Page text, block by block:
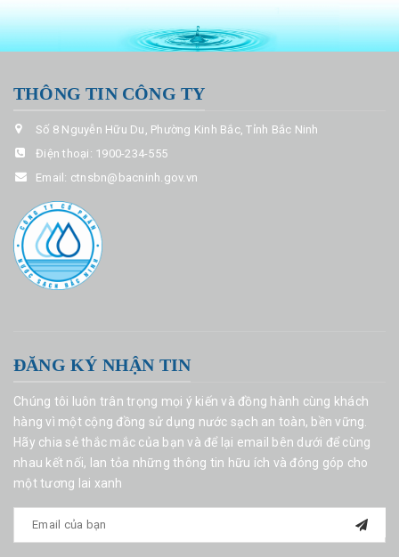
THÔNG TIN CÔNG TY
Số 8 Nguyễn Hữu Du, Phường Kinh Bắc, Tỉnh Bắc Ninh
Điện thoại: 1900-234-555
Email: ctnsbn@bacninh.gov.vn
ĐĂNG KÝ NHẬN TIN
Chúng tôi luôn trân trọng mọi ý kiến và đồng hành cùng khách
hàng vì một cộng đồng sử dụng nước sạch an toàn, bền vững.
Hãy chia sẻ thắc mắc của bạn và để lại email bên dưới để cùng
nhau kết nối, lan tỏa những thông tin hữu ích và đóng góp cho
một tương lai xanh